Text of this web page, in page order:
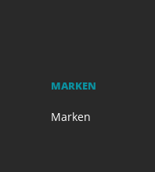
MARKEN
Marken